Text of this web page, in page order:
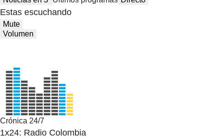
Estas escuchando
Mute
Volumen
Crónica 24/7
1x24: Radio Colombia